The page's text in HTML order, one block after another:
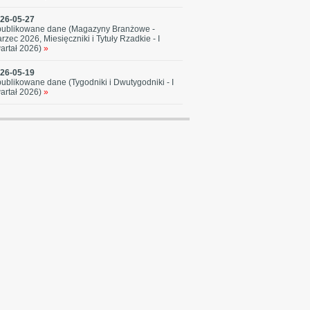
05-27
dane (Magazyny Branżowe -
2026, Miesięczniki i Tytuły Rzadkie - I
2026) »
05-19
dane (Tygodniki i Dwutygodniki - I
2026) »